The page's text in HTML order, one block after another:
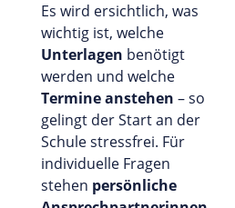
Es wird ersichtlich, was
wichtig ist, welche
Unterlagen benötigt
werden und welche
Termine anstehen – so
gelingt der Start an der
Schule stressfrei. Für
individuelle Fragen
stehen persönliche